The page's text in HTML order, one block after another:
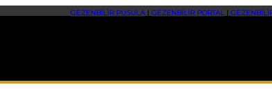
GEZENBİLİR PUSULA| GEZENBİLİR PORTAL|